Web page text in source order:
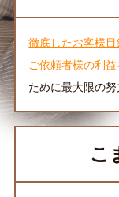
徹底したお客様目
ご依頼者様の利
ために最大限の努
こ